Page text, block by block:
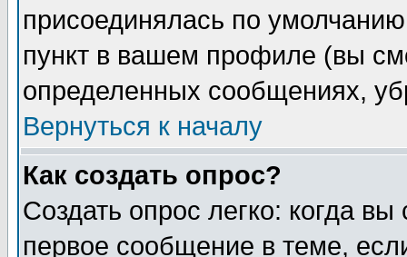
присоединялась по
пункт в вашем профиле (вы
определенных сообщениях,
Вернуться к началу
Как создать опрос?
Создать опрос легко: когда
первое сообщение в теме,